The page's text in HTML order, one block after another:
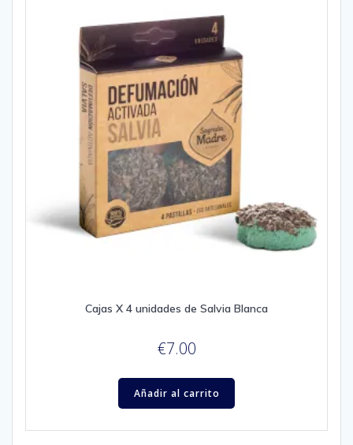
Cajas X 4 unidades de Salvia Blanca
€7.00
Añadir al carrito